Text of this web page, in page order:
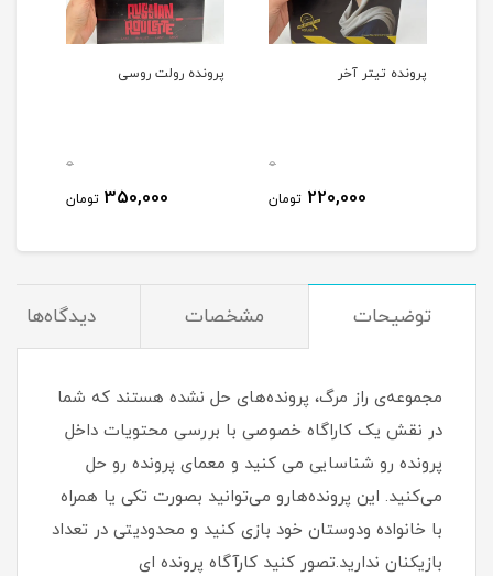
پرونده تیتر آخر
0
220,000 تومان
پرونده رولت روسی
0
350,000 تومان
توضیحات مشخصات دیدگاه‌ها
مجموعه‌ی راز مرگ، پرونده‌های حل نشده هستند که شما
در نقش یک کاراگاه خصوصی با بررسی محتویات داخل
پرونده رو شناسایی می کنید و معمای پرونده رو حل
می‌کنید. این پرونده‌هارو می‌توانید بصورت تکی یا همراه
با خانواده ودوستان خود بازی کنید و محدودیتی در تعداد
بازیکنان ندارید.تصور کنید کارآگاه پرونده ای